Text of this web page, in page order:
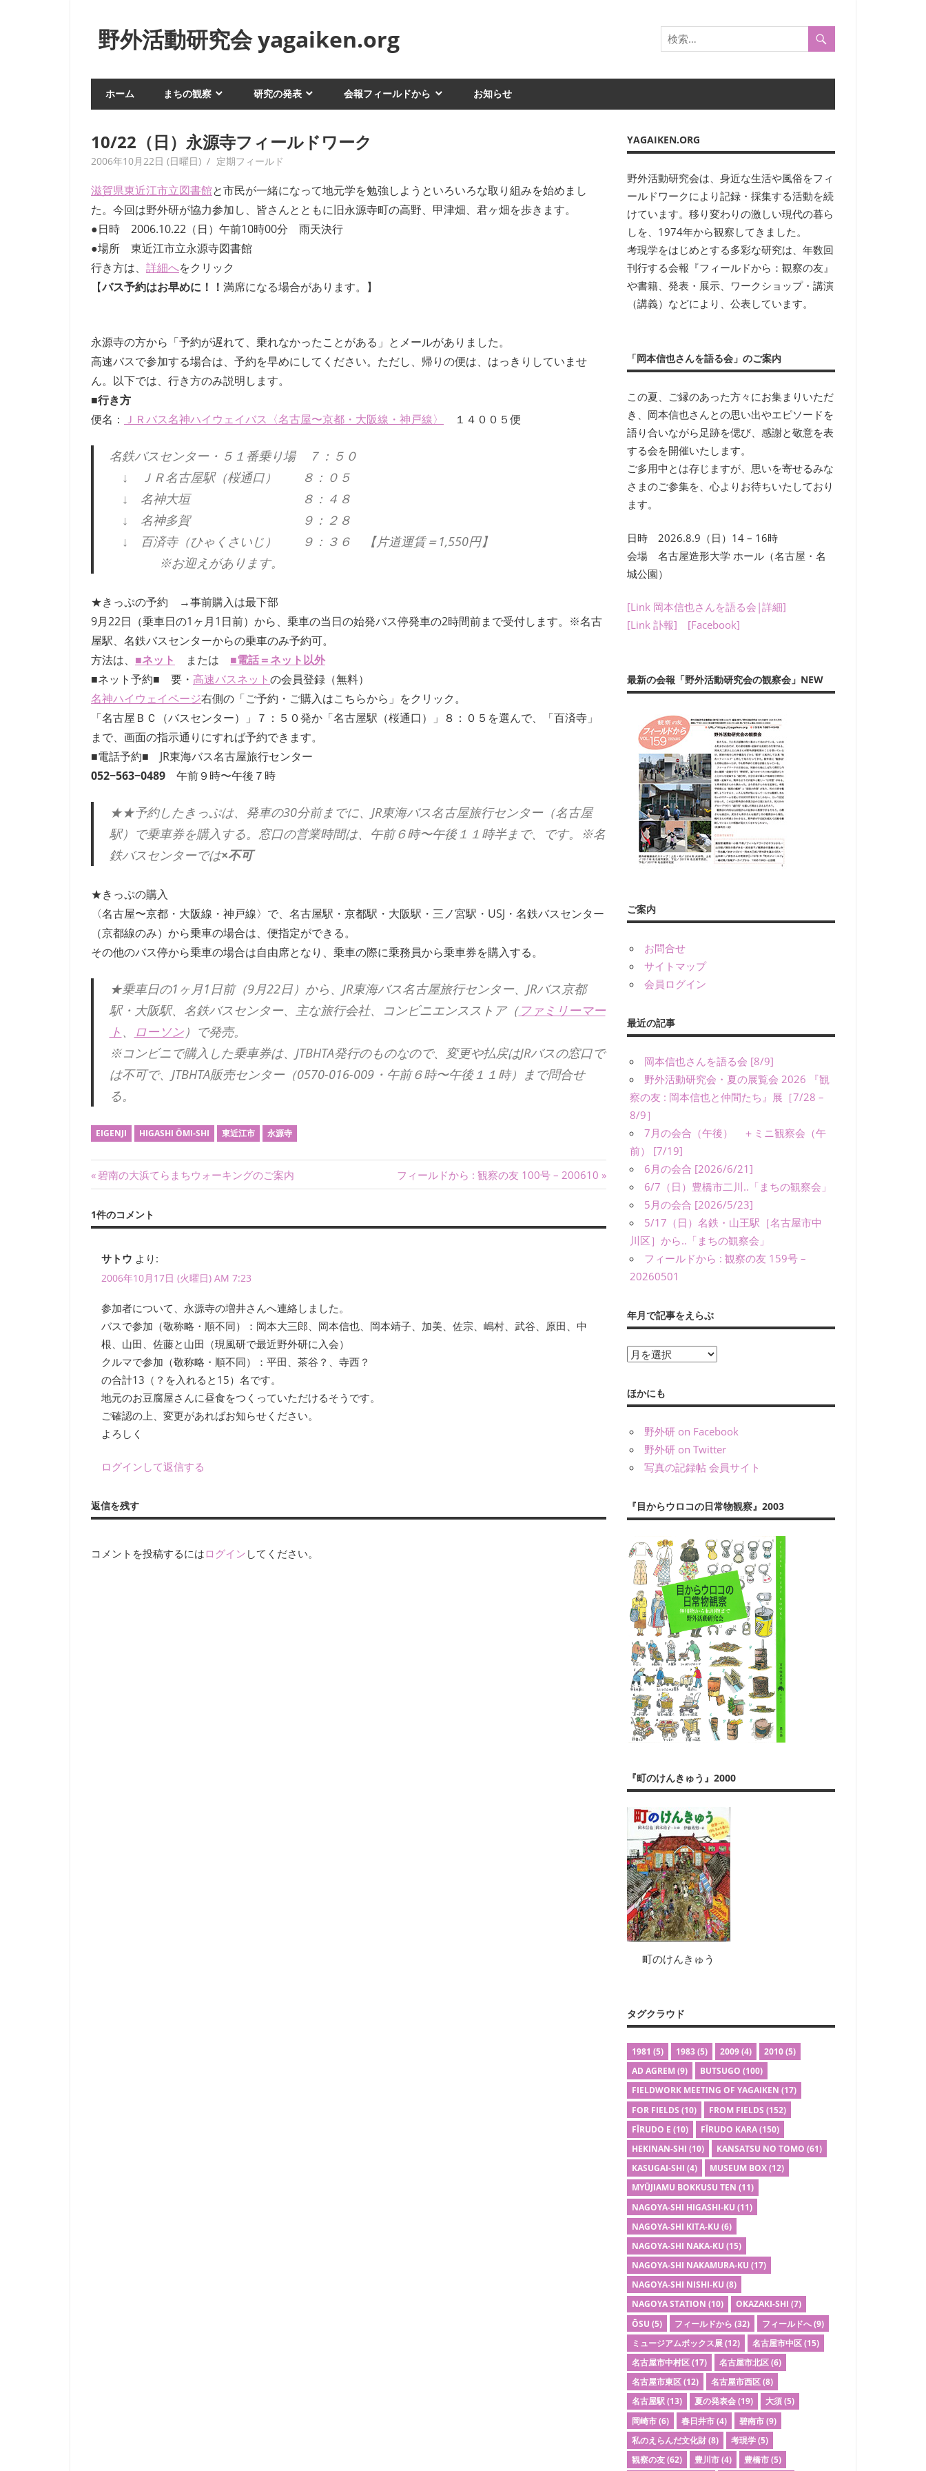
野外活動研究会 yagaiken.org
近
な
や
風
を
フ
ィ
ー
ル
ド
に
よ
り
記
録・
い
ま
す。
考
現
学
を
は
じ
め
と
す
は、
年
数
回
刊
『フ
ド
か
ら：
観
察
の
友』
書
籍、
表・
展
示、
ワ
シ
ョ
ッ
講
（講
義）
ど
ホーム まちの観察 研究の発表 会報フィールドから お知らせ
10/22（日）永源寺フィールドワーク
2006年10月22日 (日曜日) yagaiken
定期フィールド
滋賀県東近江市立図書館と市民が一緒になって地元学を勉強しようといろいろな取り組みを始めまし
た。今回は野外研が協力参加し、皆さんとともに旧永源寺町の高野、甲津畑、君ヶ畑を歩きます。
●日時 2006.10.22（日）午前10時00分 雨天決行
●場所 東近江市立永源寺図書館
行き方は、 詳細へをクリック
【バス予約はお早めに！！ 満席になる場合があります。】
永源寺の方から「予約が遅れて、乗れなかったことがある」とメールがありました。
高速バスで参加する場合は、予約を早めにしてください。ただし、帰りの便は、はっきりしていませ
ん。以下では、行き方のみ説明します。
■行き方
便名： ＪＲバス名神ハイウェイバス〈名古屋〜京都・大阪線・神戸線〉 １４００５便
名鉄バスセンター・５１番乗り場 ７：５０
↓ ＪＲ名古屋駅（桜通口） ８：０５
↓ 名神大垣 ８：４８
↓ 名神多賀 ９：２８
↓ 百済寺（ひゃくさいじ） ９：３６ 【片道運賃＝1,550円】
※お迎えがあります。
★きっぷの予約 →事前購入は最下部
9月22日（乗車日の1ヶ月1日前）から、乗車の当日の始発バス停発車の2時間前まで受付します。※名古
屋駅、名鉄バスセンターからの乗車のみ予約可。
方法は、 ■ネット または ■電話＝ネット以外
■ネット予約■ 要・ 高速バスネットの会員登録（無料）
名神ハイウェイページ右側の「ご予約・ご購入はこちらから」をクリック。
「名古屋ＢＣ（バスセンター）」７：５０発か「名古屋駅（桜通口）」８：０５を選んで、「百済寺」
まで、画面の指示通りにすれば予約できます。
■電話予約■ JR東海バス名古屋旅行センター
052−563−0489 午前９時〜午後７時
★★予約したきっぷは、発車の30分前までに、JR東海バス名古屋旅行センター（名古屋
駅）で乗車券を購入する。窓口の営業時間は、午前６時〜午後１１時半まで、です。※名
鉄バスセンターでは×不可
★きっぷの購入
〈名古屋〜京都・大阪線・神戸線〉で、名古屋駅・京都駅・大阪駅・三ノ宮駅・USJ・名鉄バスセンター
（京都線のみ）から乗車の場合は、便指定ができる。
その他のバス停から乗車の場合は自由席となり、乗車の際に乗務員から乗車券を購入する。
★乗車日の1ヶ月1日前（9月22日）から、JR東海バス名古屋旅行センター、JRバス京都
駅・大阪駅、名鉄バスセンター、主な旅行会社、コンビニエンスストア（ファミリーマー
ト 、 ローソン）で発売。
※コンビニで購入した乗車券は、JTBHTA発行のものなので、変更や払戻はJRバスの窓口で
は不可で、JTBHTA販売センター（0570-016-009・午前６時〜午後１１時）まで問合せ
る。
EIGENJI HIGASHI ŌMI-SHI 東近江市 永源寺
投
稿
ナ
ビ
ゲ
ー
シ
ョ
ン
前
の
記
事:
碧南の大浜てらまちウォーキングのご案内
次
の
事:
フィールドから : 観察の友 100号 – 200610
1件のコメント
サトウ より:
2006年10月17日 (火曜日) AM 7:23
参加者について、永源寺の増井さんへ連絡しました。
バスで参加（敬称略・順不同）：岡本大三郎、岡本信也、岡本靖子、加美、佐宗、嶋村、武谷、原田、中
根、山田、佐藤と山田（現風研で最近野外研に入会）
クルマで参加（敬称略・順不同）：平田、茶谷？、寺西？
の合計13（？を入れると15）名です。
地元のお豆腐屋さんに昼食をつくっていただけるそうです。
ご確認の上、変更があればお知らせください。
よろしく
ログインして返信する
返信を残す
コメントを投稿するには ログイン してください。
YAGAIKEN.ORG
野外活動研究会は、身近な生活や風俗をフィ
ールドワークにより記録・採集する活動を続
けています。移り変わりの激しい現代の暮ら
しを、1974年から観察してきました。
考現学をはじめとする多彩な研究は、年数回
刊行する会報『フィールドから：観察の友』
や書籍、発表・展示、ワークショップ・講演
（講義）などにより、公表しています。
「岡本信也さんを語る会」のご案内
この夏、ご縁のあった方々にお集まりいただ
き、岡本信也さんとの思い出やエピソードを
語り合いながら足跡を偲び、感謝と敬意を表
する会を開催いたします。
ご多用中とは存じますが、思いを寄せるみな
さまのご参集を、心よりお待ちいたしており
ます。
日時 2026.8.9（日）14 – 16時
会場 名古屋造形大学 ホール（名古屋・名
城公園）
[Link 岡本信也さんを語る会|詳細]
[Link 訃報]
[Facebook]
最新の会報「野外活動研究会の観察会」NEW
ご案内
お問合せ
サイトマップ
会員ログイン
最近の記事
岡本信也さんを語る会 [8/9]
野外活動研究会・夏の展覧会 2026 『観
察の友 : 岡本信也と仲間たち』展［7/28 –
8/9］
7月の会合（午後） ＋ミニ観察会（午
前） [7/19]
6月の会合 [2026/6/21]
6/7（日）豊橋市二川..「まちの観察会」
5月の会合 [2026/5/23]
5/17（日）名鉄・山王駅［名古屋市中
川区］から..「まちの観察会」
フィールドから : 観察の友 159号 –
20260501
年月で記事をえらぶ
年
で
記
ほかにも
野外研 on Facebook
野外研 on Twitter
写真の記録帖 会員サイト
『目からウロコの日常物観察』2003
『町のけんきゅう』2000
町のけんきゅう
タグクラウド
1981 (5) 1983(5) 2009(4) 2010(5)
AD AGREM(9) BUTSUGO (100)
FIELDWORK MEETING OF YAGAIKEN (17)
FOR FIELDS (10) FROM FIELDS (152)
FĪRUDO E (10) FĪRUDO KARA(150)
HEKINAN-SHI (10) KANSATSU NO TOMO (61)
KASUGAI-SHI (4) MUSEUM BOX(12)
MYŪJIAMU BOKKUSU TEN (11)
NAGOYA-SHI HIGASHI-KU (11)
NAGOYA-SHI KITA-KU (6)
NAGOYA-SHI NAKA-KU (15)
NAGOYA-SHI NAKAMURA-KU (17)
NAGOYA-SHI NISHI-KU (8)
NAGOYA STATION (10) OKAZAKI-SHI (7)
ŌSU (5) フィールドから (32) フィールドへ(9)
ミュージアムボックス展(12) 名古屋市中区(15)
名古屋市中村区(17) 名古屋市北区(6)
名古屋市東区(12) 名古屋市西区(8)
名古屋駅(13) 夏の発表会(19) 大須(5)
岡崎市(6) 春日井市(4) 碧南市(9)
私のえらんだ文化財(8) 考現学(5)
観察の友(62) 豊川市(4) 豊橋市(5)